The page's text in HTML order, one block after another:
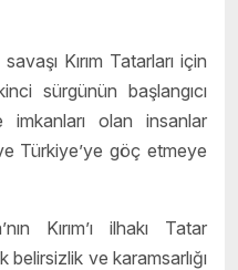
Kırım Tatarları için
sürgünün başlangıcı
olan insanlar
Türkiye’ye göç etmeye
Kırım’ı ilhakı Tatar
ve karamsarlığı